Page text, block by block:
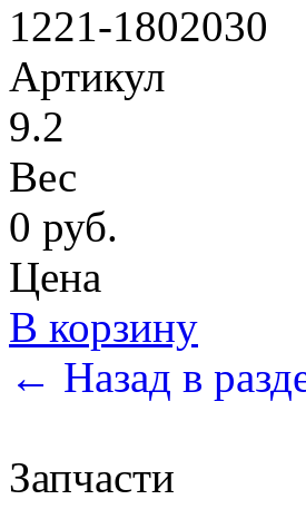
1221-1802030
Артикул
9.2
Вес
0 руб.
Цена
В корзину
← Назад в
Запчасти